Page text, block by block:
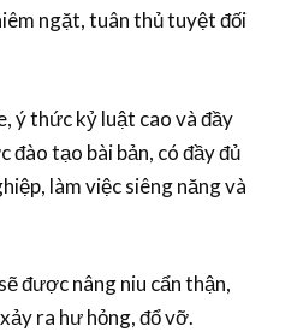
ngặt, tuân thủ tuyệt đối
ý thức kỷ luật cao và đầy
đào tạo bài bản, có đầy đủ
làm việc siêng năng và
được nâng niu cẩn thận,
ra hư hỏng, đổ vỡ.